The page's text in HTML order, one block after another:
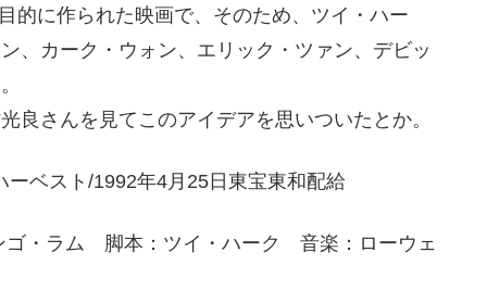
的に作られた映画で、そのため、ツイ・ハー
、カーク・ウォン、エリック・ツァン、デビッ
良さんを見てこのアイデアを思いついたとか。
ベスト/1992年4月25日東宝東和配給
・ラム 脚本：ツイ・ハーク 音楽：ローウェ